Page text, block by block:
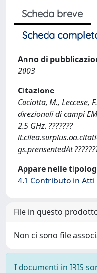
Scheda breve
Scheda
Anno di
2003
Citazione
Caciotta, M., Leccese,
direzionali di campi
2.5 GHz. ???????
gs.prensentedAt
Appare nelle
4.1 Contributo in Atti
File in questo
Non ci sono file
I documenti in IRIS